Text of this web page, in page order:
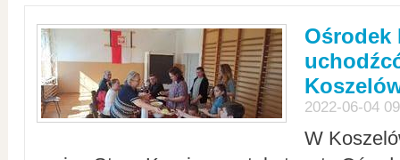
Ośrodek
2022-06-04
W